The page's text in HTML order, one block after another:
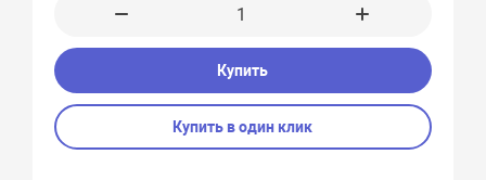
Купить
Купить в один клик